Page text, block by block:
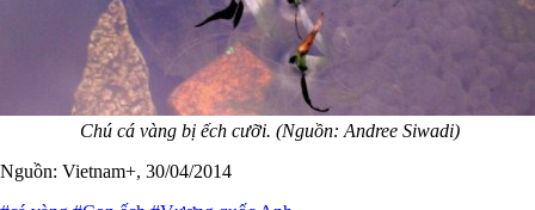
Chú cá vàng bị ếch cưỡi. (Nguồn: Andree Siwadi)
Nguồn: Vietnam+, 30/04/2014